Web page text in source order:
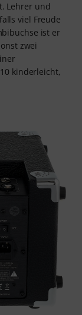
Lehrer und
viel Freude
ist er
zwei
kinderleicht,